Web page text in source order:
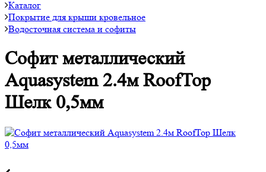
Каталог
Покрытие для крыши кровельное
Водосточная система и софиты
Софит металлический
Aquasystem 2.4м RoofTop
Шелк 0,5мм